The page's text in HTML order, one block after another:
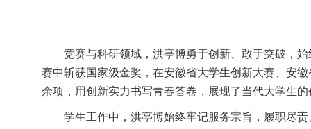
竞赛与科研领域，洪亭博勇于创新、敢于突破，
赛中斩获国家级金奖，在安徽省大学生创新大赛、安
余项，用创新实力书写青春答卷，展现了当代大学生
学生工作中，洪亭博始终牢记服务宗旨，履职尽